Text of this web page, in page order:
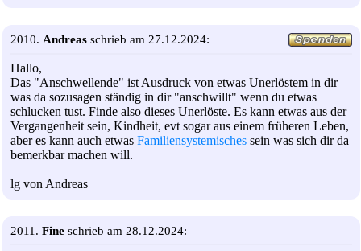
2010. Andreas schrieb am 27.12.2024:
Hallo,
Das "Anschwellende" ist Ausdruck von etwas Unerlöstem in dir
was da sozusagen ständig in dir "anschwillt" wenn du etwas
schlucken tust. Finde also dieses Unerlöste. Es kann etwas aus der
Vergangenheit sein, Kindheit, evt sogar aus einem früheren Leben,
aber es kann auch etwas Familiensystemisches sein was sich dir da
bemerkbar machen will.
lg von Andreas
2011. Fine schrieb am 28.12.2024: